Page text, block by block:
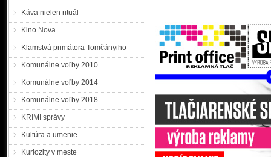
Káva nielen rituál
Kino Nova
Klamstvá primátora Tomčányiho
Komunálne voľby 2010
Komunálne voľby 2014
Komunálne voľby 2018
KRIMI správy
Kultúra a umenie
Kuriozity v meste
v Bratislave ako
septembra, kedy jeho
v Piešťanoch. Roman
mierne zhrbený. ...
Polícia povoľuje
Prezídium PZ SR |MM|
sobotu 15. septembra
vozidlá z § 140 odsek 3
pre všetky nákladné
cestách I. triedy a na
prichádzajúce na územie ...